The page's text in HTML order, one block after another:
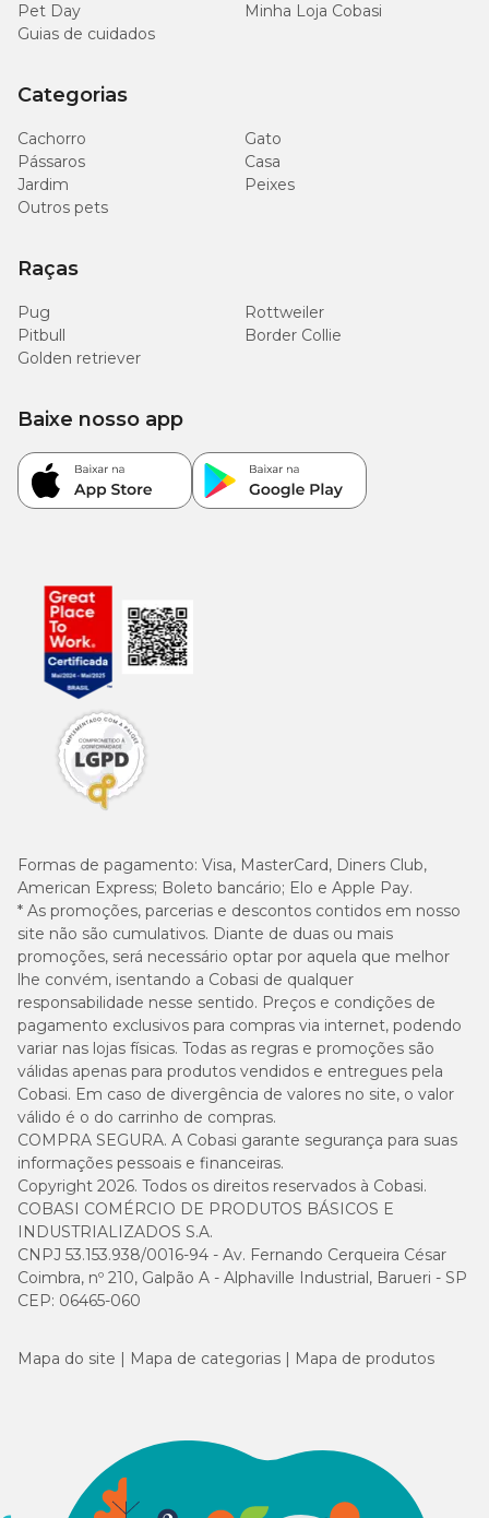
Pet Day
Minha Loja Cobasi
Guias de cuidados
Categorias
Cachorro
Gato
Pássaros
Casa
Jardim
Peixes
Outros pets
Raças
Pug
Rottweiler
Pitbull
Border Collie
Golden retriever
Formas de pagamento: Visa, MasterCard, Diners Club,
American Express; Boleto bancário; Elo e Apple Pay.
* As promoções, parcerias e descontos contidos em nosso
site não são cumulativos. Diante de duas ou mais
promoções, será necessário optar por aquela que melhor
lhe convém, isentando a Cobasi de qualquer
responsabilidade nesse sentido. Preços e condições de
pagamento exclusivos para compras via internet, podendo
variar nas lojas físicas. Todas as regras e promoções são
válidas apenas para produtos vendidos e entregues pela
Cobasi. Em caso de divergência de valores no site, o valor
válido é o do carrinho de compras.
COMPRA SEGURA. A Cobasi garante segurança para suas
informações pessoais e financeiras.
Copyright 2026. Todos os direitos reservados à Cobasi.
COBASI COMÉRCIO DE PRODUTOS BÁSICOS E
INDUSTRIALIZADOS S.A.
CNPJ 53.153.938/0016-94 - Av. Fernando Cerqueira César
Coimbra, nº 210, Galpão A - Alphaville Industrial, Barueri - SP
CEP: 06465-060
Baixe nosso app
Mapa do site Mapa de categorias Mapa de produtos